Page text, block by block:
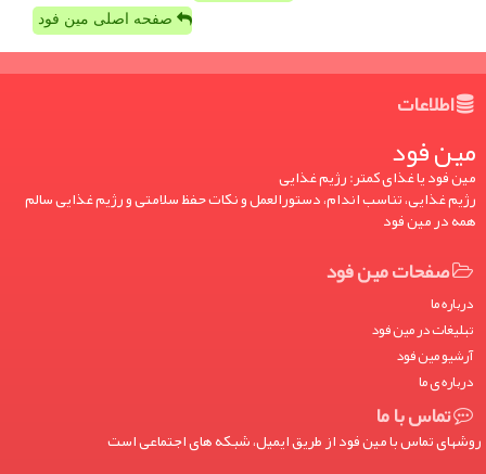
صفحه اصلی مین فود
اطلاعات
مین فود
مین فود یا غذای کمتر: رژیم غذایی
رژیم غذایی، تناسب اندام، دستورالعمل و نکات حفظ سلامتی و رژیم غذایی سالم
همه در مین فود
صفحات مین فود
درباره ما
تبلیغات در مین فود
آرشیو مین فود
درباره ی ما
تماس با ما
روشهای تماس با مین فود از طریق ایمیل، شبکه های اجتماعی است